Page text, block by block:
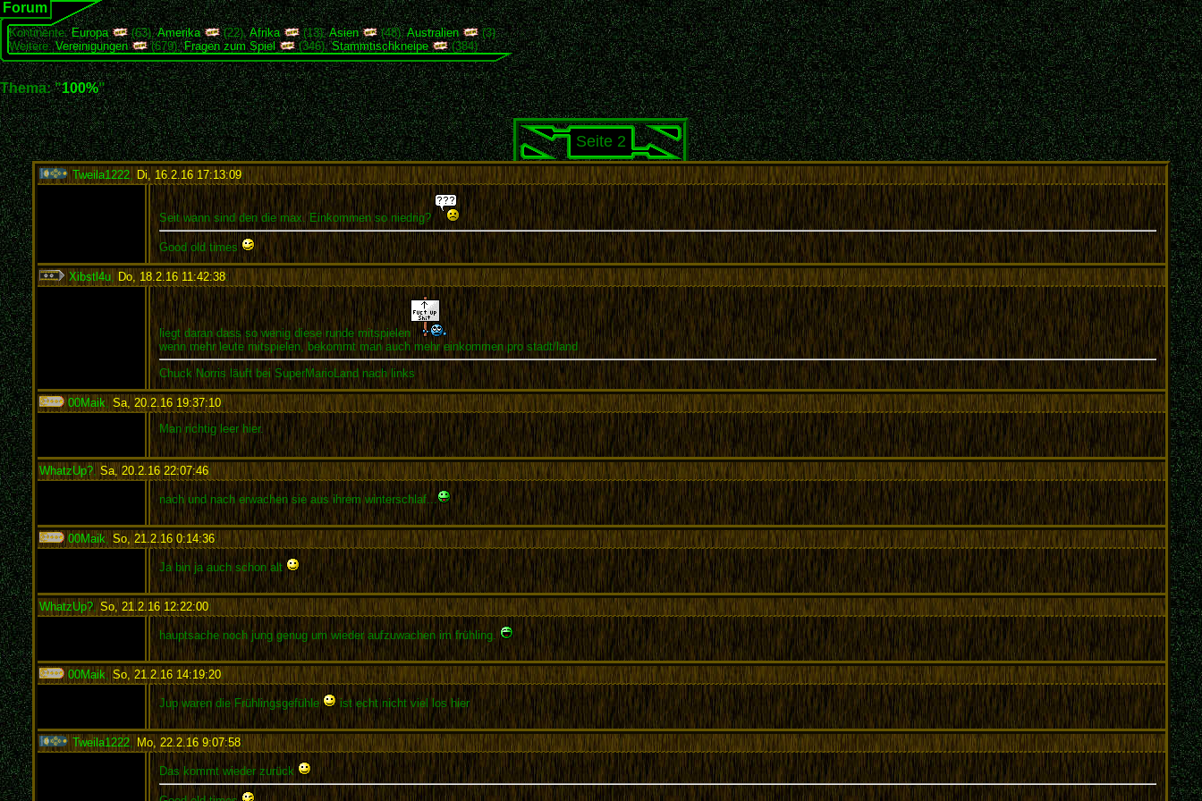
Forum
Kontinente:Europa (63),Amerika (22),Afrika (13),Asien (48),Australien
(3)
Weitere:Vereinigungen (679),Fragen zum Spiel (346),Stammtischkneipe (384)
Thema: "100%"
Seite 2
Tweila1222, Di, 16.2.16 17:13:09:
Seit wann sind den die max. Einkommen so niedrig?
Good old times
Xibstl4u, Do, 18.2.16 11:42:38:
liegt daran dass so wenig diese runde mitspielen
wenn mehr leute mitspielen, bekommt man auch mehr einkommen pro stadt/land
Chuck Norris läuft bei SuperMarioLand nach links
00Maik, Sa, 20.2.16 19:37:10:
Man richtig leer hier.
WhatzUp?, Sa, 20.2.16 22:07:46:
nach und nach erwachen sie aus ihrem winterschlaf...
00Maik , So, 21.2.16 0:14:36:
Ja bin ja auch schon alt
WhatzUp?,So, 21.2.16 12:22:00:
hauptsache noch jung genug um wieder aufzuwachen im frühling.
00Maik, So, 21.2.16 14:19:20:
Jup waren die Frühlingsgefühle ist echt nicht viel los hier
Tweila1222, Mo, 22.2.16 9:07:58:
Das kommt wieder zurück